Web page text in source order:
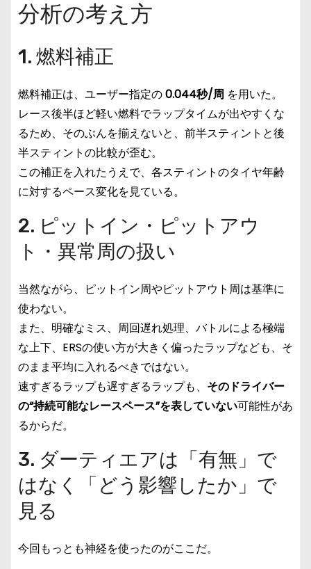
分析の考え方
1. 燃料補正
燃料補正は、ユーザー指定の0.044秒/周 を用いた。
レース後半ほど軽い燃料でラップタイムが出やすくな
るため、そのぶんを揃えないと、前半スティントと後
半スティントの比較が歪む。
この補正を入れたうえで、各スティントのタイヤ年齢
に対するペース変化を見ている。
2. ピットイン・ピットアウ
ト・異常周の扱い
当然ながら、ピットイン周やピットアウト周は基準に
使わない。
また、明確なミス、周回遅れ処理、バトルによる極端
な上下、ERSの使い方が大きく偏ったラップなども、そ
のまま平均に入れるべきではない。
速すぎるラップも遅すぎるラップも、 そのドライバー
の“持続可能なレースペース”を表していない可能性があ
るからだ。
3. ダーティエアは「有無」で
はなく「どう影響したか」で
見る
今回もっとも神経を使ったのがここだ。